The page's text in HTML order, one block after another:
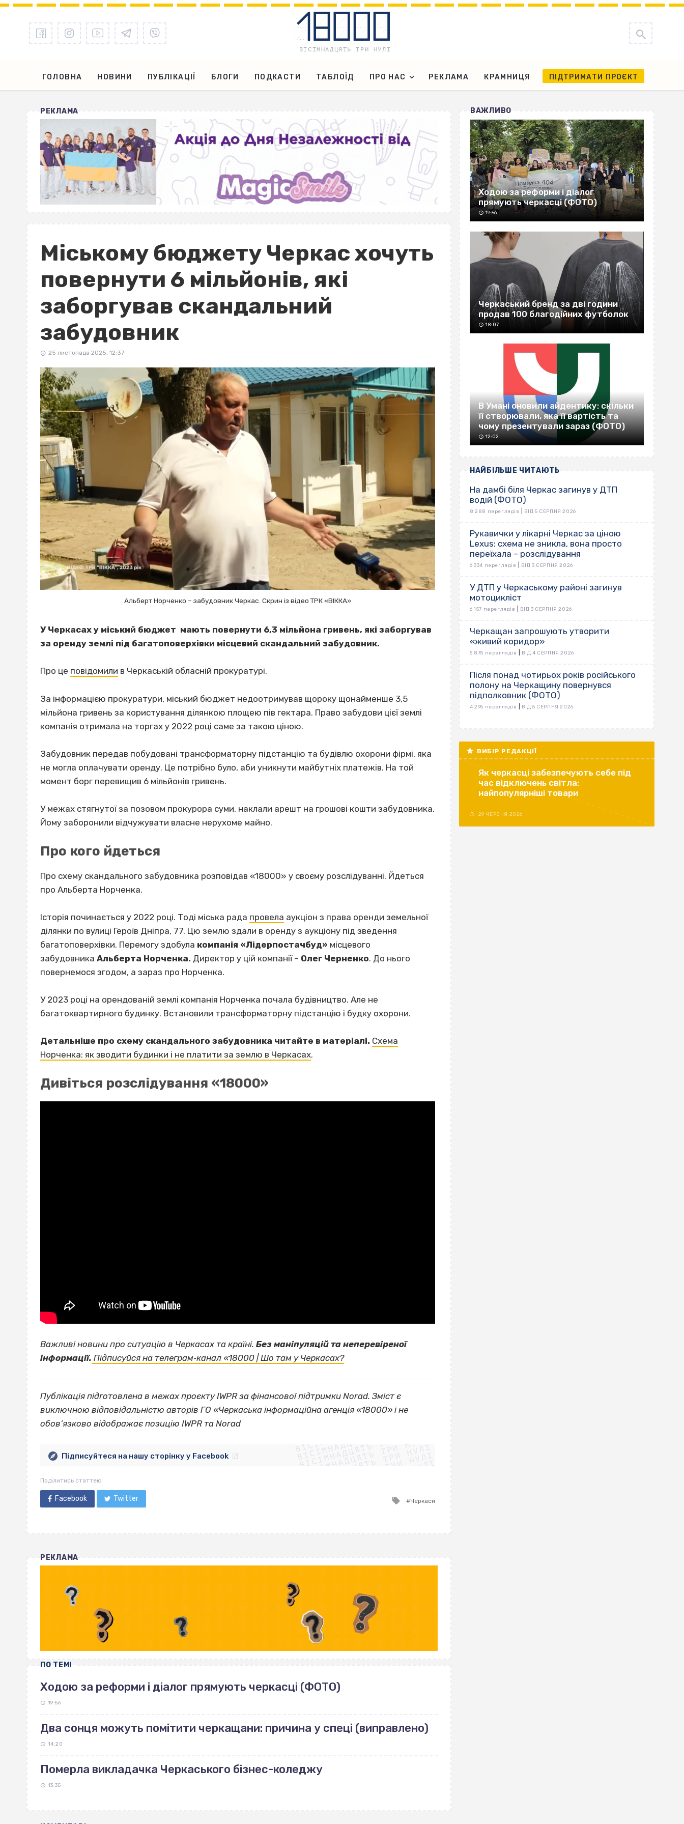
ГОЛОВНА НОВИНИ ПУБЛІКАЦІЇ БЛОГИ ПОДКАСТИ ТАБЛОЇД ПРО НАС РЕКЛАМА КРАМНИЦЯ ПІДТРИМАТИ ПРОЄКТ
РЕКЛАМА
Міському бюджету Черкас хочуть
повернути 6 мільйонів, які
заборгував скандальний
забудовник
25 листопада 2025, 12:37
Альберт Норченко – забудовник Черкас. Скрин із відео ТРК «ВІККА»
У Черкасах у міський бюджет мають повернути 6,3 мільйона гривень, які заборгував
за оренду землі під багатоповерхівки місцевий скандальний забудовник.
Про це повідомили в Черкаській обласній прокуратурі.
За інформацією прокуратури, міський бюджет недоотримував щороку щонайменше 3,5
мільйона гривень за користування ділянкою площею пів гектара. Право забудови цієї землі
компанія отримала на торгах у 2022 році саме за такою ціною.
Забудовник передав побудовані трансформаторну підстанцію та будівлю охорони фірмі, яка
не могла оплачувати оренду. Це потрібно було, аби уникнути майбутніх платежів. На той
момент борг перевищив 6 мільйонів гривень.
У межах стягнутої за позовом прокурора суми, наклали арешт на грошові кошти забудовника.
Йому заборонили відчужувати власне нерухоме майно.
Про кого йдеться
Про схему скандального забудовника розповідав «18000» у своєму розслідуванні. Йдеться
про Альберта Норченка.
Історія починається у 2022 році. Тоді міська рада провела аукціон з права оренди земельної
ділянки по вулиці Героїв Дніпра, 77. Цю землю здали в оренду з аукціону під зведення
багатоповерхівки. Перемогу здобула компанія «Лідерпостачбуд» місцевого
забудовника Альберта Норченка. Директор у цій компанії – Олег Черненко. До нього
повернемося згодом, а зараз про Норченка.
У 2023 році на орендованій землі компанія Норченка почала будівництво. Але не
багатоквартирного будинку. Встановили трансформаторну підстанцію і будку охорони.
Детальніше про схему скандального забудовника читайте в матеріалі. Схема
Норченка: як зводити будинки і не платити за землю в Черкасах.
Дивіться розслідування «18000»
Важливі новини про ситуацію в Черкасах та країні. Без маніпуляцій та неперевіреної
інформації. Підписуйся на телеграм‐канал «18000 | Шо там у Черкасах?
Публікація підготовлена в межах проєкту IWPR за фінансової підтримки Norad. Зміст є
виключною відповідальністю авторів ГО «Черкаська інформаційна агенція «18000» і не
обов’язково відображає позицію IWPR та Norad
ВІСІМНАДЦЯТЬ ТРИ НУЛІ
ВІСІМНАДЦЯТЬ ТРИ НУЛІ
ВІСІМНАДЦЯТЬ ТРИ НУЛІ
ВІСІМНАДЦЯТЬ ТРИ НУЛІ
ВІСІМНАДЦЯТЬ ТРИ НУЛІ
ВІСІМНАДЦЯТЬ ТРИ НУЛІ
ВІСІМНАДЦЯТЬ ТРИ НУЛІ
ВІСІМНАДЦЯТЬ ТРИ НУЛІ
Підписуйтеся на нашу сторінку у Facebook
Поділитись статтею
Facebook Twitter
Tagged
Черкаси
РЕКЛАМА
ПО ТЕМІ
Ходою за реформи і діалог прямують черкасці (ФОТО)
19:56
Два сонця можуть помітити черкащани: причина у спеці (виправлено)
14:20
Померла викладачка Черкаського бізнес-коледжу
13:35
ВАЖЛИВО
Ходою за реформи і діалог
прямують черкасці (ФОТО)
19:56
Черкаський бренд за дві години
продав 100 благодійних футболок
18:07
В Умані оновили айдентику: скільки
її створювали, яка її вартість та
чому презентували зараз (ФОТО)
12:02
НАЙБІЛЬШЕ ЧИТАЮТЬ
На дамбі біля Черкас загинув у ДТП
водій (ФОТО)
8 288 переглядів ВІД 5 СЕРПНЯ 2026
Рукавички у лікарні Черкас за ціною
Lexus: схема не зникла, вона просто
переїхала – розслідування
6 334 переглядів ВІД 3 СЕРПНЯ 2026
У ДТП у Черкаському районі загинув
мотоцикліст
6 157 переглядів ВІД 3 СЕРПНЯ 2026
Черкащан запрошують утворити
«живий коридор»
5 875 переглядів ВІД 4 СЕРПНЯ 2026
Після понад чотирьох років російського
полону на Черкащину повернувся
підполковник (ФОТО)
4 295 переглядів ВІД 5 СЕРПНЯ 2026
ВИБІР РЕДАКЦІЇ
Як черкасці забезпечують себе під
час відключень світла:
найпопулярніші товари
29 ЧЕРВНЯ 2026